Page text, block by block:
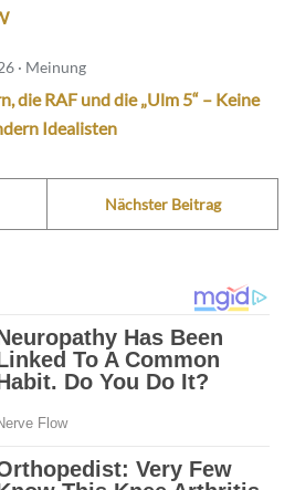
· Meinung
die RAF und die „Ulm 5“ – Keine
Idealisten
Nächster Beitrag